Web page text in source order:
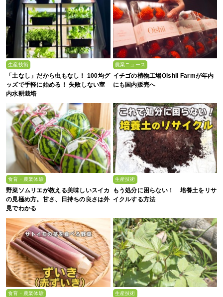
生産技術
「土なし」だから虫もなし！ 100均グ
ッズで手軽に始める！ 失敗しない室
内水耕栽培
農業ニュース
イチゴの植物工場Oishii Farmが年内
にも国内販売へ
食育・農業体験
野菜ソムリエが教える美味しいスイカ
の見極め方。甘さ、日持ちの良さは外
見でわかる
生産技術
もう処分に困らない！ 培養土をリサ
イクルする方法
食育・農業体験 生産技術